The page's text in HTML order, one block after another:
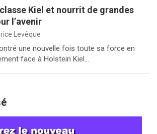
Kiel et nourrit de grandes
l’avenir
Levêque
une nouvelle fois toute sa force en
face à Holstein Kiel…